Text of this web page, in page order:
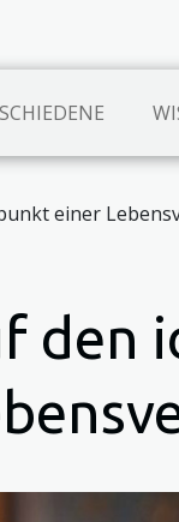
einer
den